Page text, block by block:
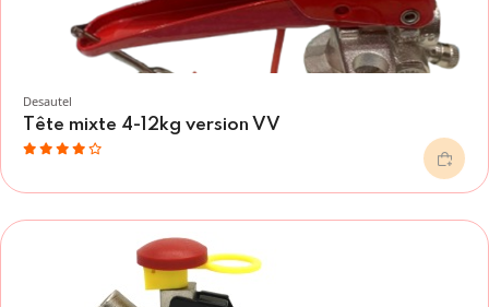
Desautel
Tête mixte 4-12kg version VV